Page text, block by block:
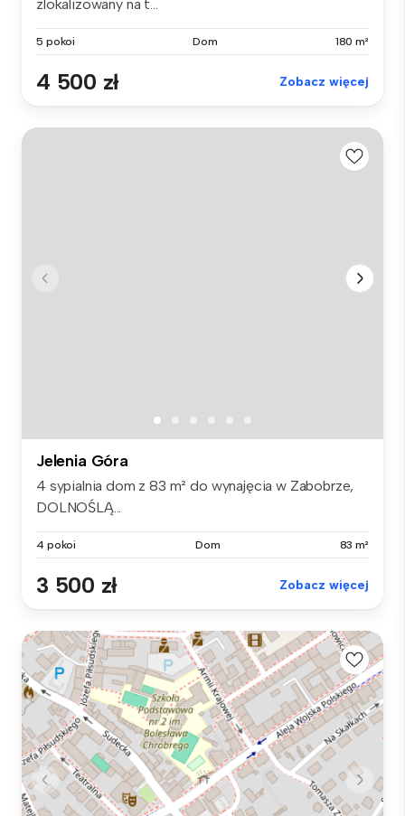
zlokalizowany na t...
5 pokoi Dom 180 m²
4 500 zł Zobacz więcej
Jelenia Góra
4 sypialnia dom z 83 m² do wynajęcia w Zabobrze,
DOLNOŚLĄ...
4 pokoi Dom 83 m²
3 500 zł Zobacz więcej